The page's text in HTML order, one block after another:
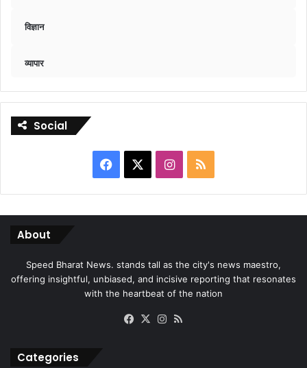
विज्ञान
व्यापार
Social
Facebook Instagram
RSS
About
Speed Bharat News. stands tall as the city's news maestro,
offering insightful, unbiased, and incisive reporting that resonates
with the heartbeat of the nation
Facebook
X Instagram
Categories